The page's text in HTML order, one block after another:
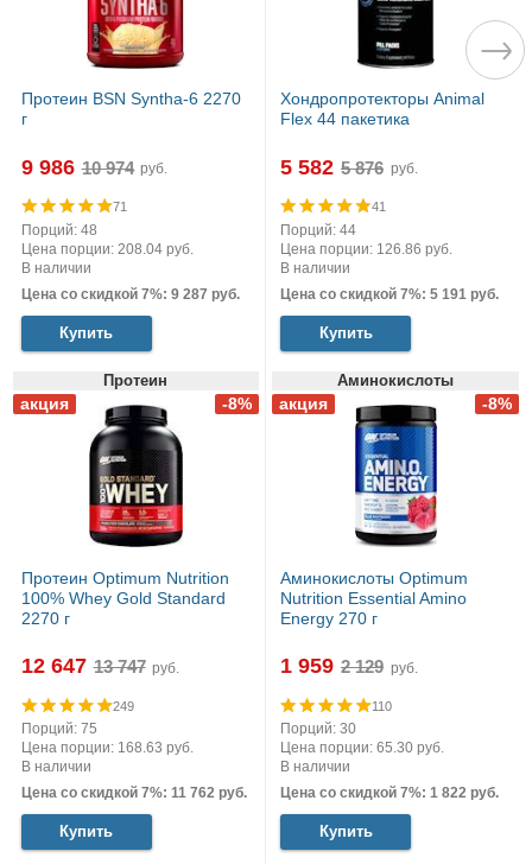
Протеин BSN Syntha-6 2270
г
9 986 руб.
71
Порций: 48
Цена порции: 208.04 руб.
В наличии
Цена со скидкой 7%: 9 287 руб.
Купить
Хондропротекторы Animal
Flex 44 пакетика
5 582 руб.
41
Порций: 44
Цена порции: 126.86 руб.
В наличии
Цена со скидкой 7%: 5 191 руб.
Купить
Протеин
Протеин Optimum Nutrition
100% Whey Gold Standard
2270 г
12 647 руб.
249
Порций: 75
Цена порции: 168.63 руб.
В наличии
Цена со скидкой 7%: 11 762 руб.
Купить
Аминокислоты
Аминокислоты Optimum
Nutrition Essential Amino
Energy 270 г
1 959 руб.
110
Порций: 30
Цена порции: 65.30 руб.
В наличии
Цена со скидкой 7%: 1 822 руб.
Купить